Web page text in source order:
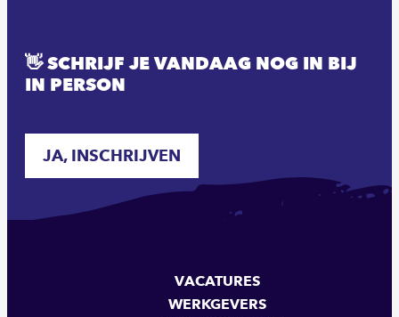
👋 SCHRIJF JE VANDAAG NOG IN BIJ
IN PERSON
JA, INSCHRIJVEN
VACATURES
WERKGEVERS